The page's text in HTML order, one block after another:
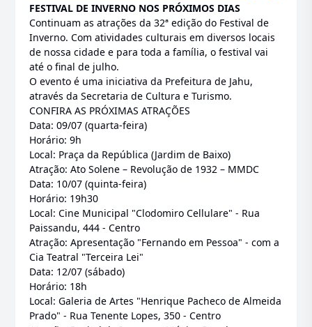
FESTIVAL DE INVERNO NOS PRÓXIMOS DIAS
Continuam as atrações da 32ª edição do Festival de
Inverno. Com atividades culturais em diversos locais
de nossa cidade e para toda a família, o festival vai
até o final de julho.
O evento é uma iniciativa da Prefeitura de Jahu,
através da Secretaria de Cultura e Turismo.
CONFIRA AS PRÓXIMAS ATRAÇÕES
Data: 09/07 (quarta-feira)
Horário: 9h
Local: Praça da República (Jardim de Baixo)
Atração: Ato Solene – Revolução de 1932 – MMDC
Data: 10/07 (quinta-feira)
Horário: 19h30
Local: Cine Municipal "Clodomiro Cellulare" - Rua
Paissandu, 444 - Centro
Atração: Apresentação "Fernando em Pessoa" - com a
Cia Teatral "Terceira Lei"
Data: 12/07 (sábado)
Horário: 18h
Local: Galeria de Artes "Henrique Pacheco de Almeida
Prado" - Rua Tenente Lopes, 350 - Centro